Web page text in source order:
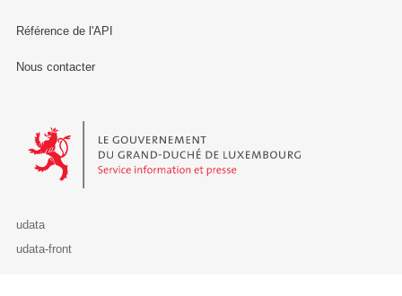
Référence de l'API
Nous contacter
Le Gouvernement du Grand-Duché de Luxembourg - Service
udata
udata-front